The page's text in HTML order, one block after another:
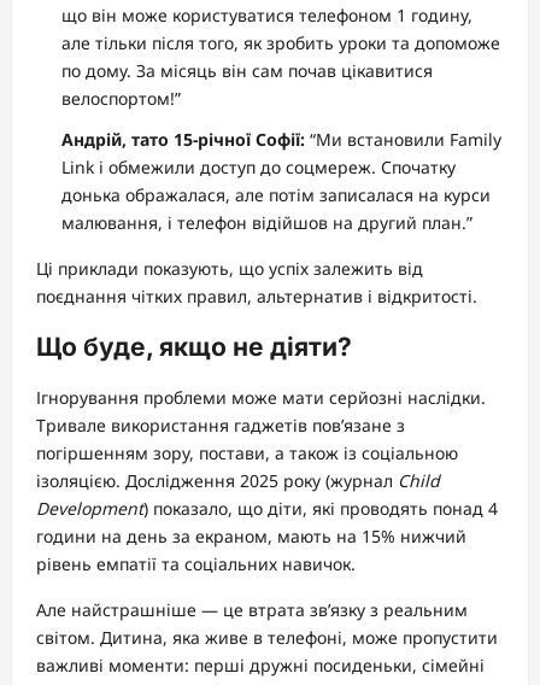
що він може користуватися телефоном 1 годину,
але тільки після того, як зробить уроки та допоможе
по дому. За місяць він сам почав цікавитися
велоспортом!”
Андрій, тато 15-річної Софії: “Ми встановили Family
Link і обмежили доступ до соцмереж. Спочатку
донька ображалася, але потім записалася на курси
малювання, і телефон відійшов на другий план.”
Ці приклади показують, що успіх залежить від
поєднання чітких правил, альтернатив і відкритості.
Що буде, якщо не діяти?
Ігнорування проблеми може мати серйозні наслідки.
Тривале використання гаджетів пов’язане з
погіршенням зору, постави, а також із соціальною
ізоляцією. Дослідження 2025 року (журнал Child
Development) показало, що діти, які проводять понад 4
години на день за екраном, мають на 15% нижчий
рівень емпатії та соціальних навичок.
Але найстрашніше — це втрата зв’язку з реальним
світом. Дитина, яка живе в телефоні, може пропустити
важливі моменти: перші дружні посиденьки, сімейні